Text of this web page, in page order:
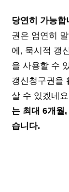
당연히 가능합
권은 엄연히
에, 묵시적 갱
을 사용할 수
갱신청구권을
살 수 있겠네
는 최대 6개월
습니다.